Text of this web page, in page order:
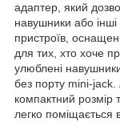
адаптер, який
навушники або
пристроїв,
для тих, хто хоче
улюблені
без порту mini-jack.
компактний розмір
легко